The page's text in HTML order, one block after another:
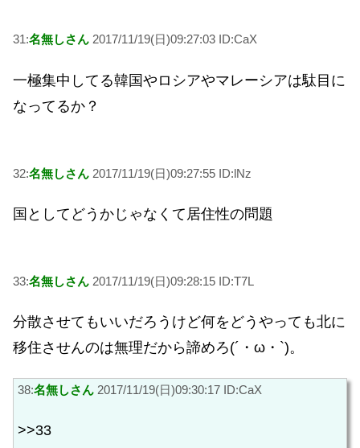
31:名無しさん 2017/11/19(日)09:27:03 ID:CaX
一極集中してる韓国やロシアやマレーシアは駄目に
なってるか？
32:名無しさん 2017/11/19(日)09:27:55 ID:lNz
国としてどうかじゃなくて居住性の問題
33:名無しさん 2017/11/19(日)09:28:15 ID:T7L
分散させてもいいだろうけど何をどうやっても北に
移住させんのは無理だから諦めろ(´・ω・`)。
38:名無しさん 2017/11/19(日)09:30:17 ID:CaX
>>33